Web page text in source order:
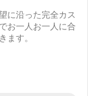
に沿った完全カス
お一人お一人に合
ます。